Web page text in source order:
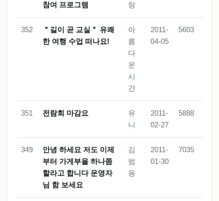
참여 프로그램
랑
352
＂길이 곧 교실＂ 유쾌
한 여행 수업 떠나요!
아
름
다
운
시
간
2011-
04-05
5603
351 전람회 마감요
유
니
2011-
02-27
5888
349
안녕 하세요 저도 이제
부터 가게부을 하나쯤
할라고 합니다 운영자
님 함 보세요
김
범
용
2011-
01-30
7035